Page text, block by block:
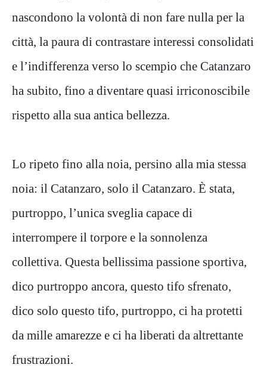
nascondono la volontà di non fare nulla per la
città, la paura di contrastare interessi consolidati
e l’indifferenza verso lo scempio che Catanzaro
ha subito, fino a diventare quasi irriconoscibile
rispetto alla sua antica bellezza.
Lo ripeto fino alla noia, persino alla mia stessa
noia: il Catanzaro, solo il Catanzaro. È stata,
purtroppo, l’unica sveglia capace di
interrompere il torpore e la sonnolenza
collettiva. Questa bellissima passione sportiva,
dico purtroppo ancora, questo tifo sfrenato,
dico solo questo tifo, purtroppo, ci ha protetti
da mille amarezze e ci ha liberati da altrettante
frustrazioni.